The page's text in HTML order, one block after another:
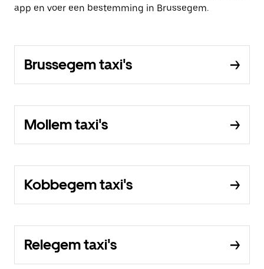
app en voer een bestemming in Brussegem.
Brussegem taxi's
Mollem taxi's
Kobbegem taxi's
Relegem taxi's